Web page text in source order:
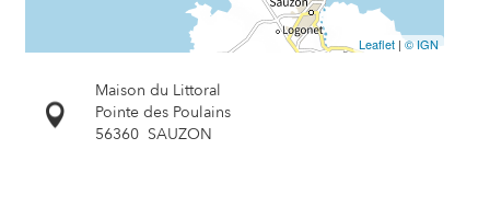
Leaflet |© IGN
Maison du Littoral
Pointe des Poulains
56360 SAUZON